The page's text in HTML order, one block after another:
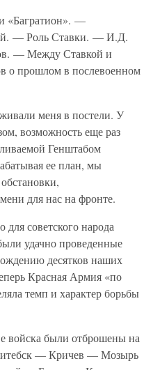
«Багратион». —
— Роль Ставки. — И.Д.
— Между Ставкой и
о прошлом в послевоенном
меня в постели. У
возможность еще раз
Генштабом
ее план, мы
для нас на фронте.
для советского народа
удачно проведенные
десятков наших
Красная Армия «по
темп и характер борьбы
войска были отброшены на
— Кричев — Мозырь